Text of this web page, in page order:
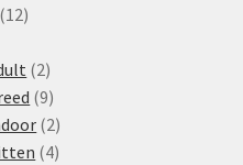
1212
22
produkty
99
produktů
22
produkty
44